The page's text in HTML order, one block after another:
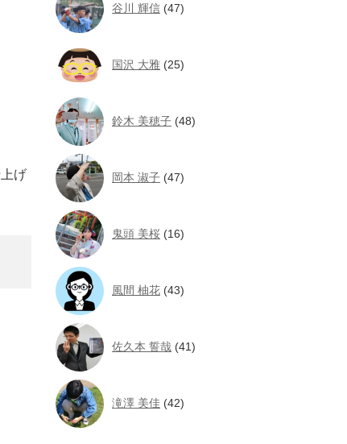
げ
谷川 輝信 (47)
国沢 大雅 (25)
鈴木 美穂子 (48)
岡本 淑子 (47)
鬼頭 美桜 (16)
風間 柚花 (43)
佐久本 誓哉 (41)
滝澤 美佳 (42)